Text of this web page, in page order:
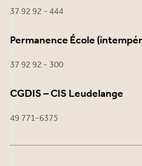
37 92 92 - 444
Permanence École
37 92 92 - 300
CGDIS – CIS Leudelange
49 771-6375